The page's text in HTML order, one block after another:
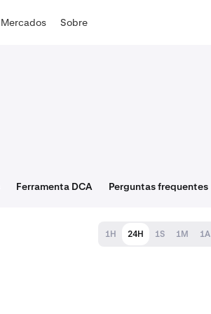
Mercados Sobre
Ferramenta DCA Perguntas frequentes
1H 24H 1S 1M 1A